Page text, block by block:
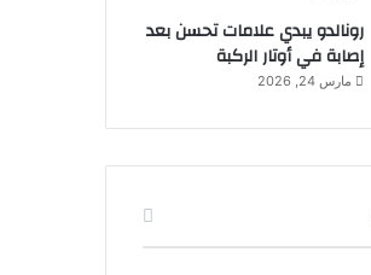
رونالدو يبدي علامات تحسن بعد
إصابة في أوتار الركبة
مارس 24, 2026